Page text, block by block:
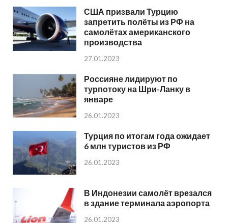
США призвали Турцию
запретить полёты из РФ на
самолётах американского
производства
27.01.2023
Россияне лидируют по
турпотоку на Шри-Ланку в
январе
26.01.2023
Турция по итогам года ожидает
6 млн туристов из РФ
26.01.2023
В Индонезии самолёт врезался
в здание терминала аэропорта
26.01.2023